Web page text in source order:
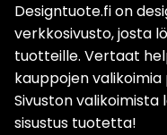
Designtuote.fi on
verkkosivusto, josta
tuotteille. Vertaat
kauppojen
Sivuston valikoimista
sisustus tuotetta!